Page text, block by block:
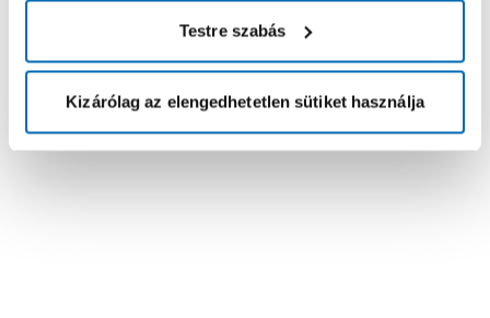
Testre szabás
Kizárólag az elengedhetetlen sütiket használja